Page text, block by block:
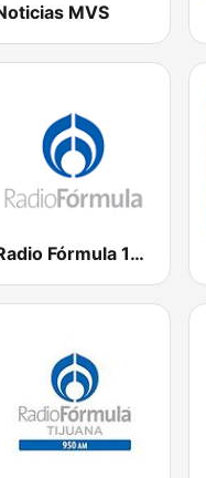
MVS
Radio Fórmula 104.1 FM